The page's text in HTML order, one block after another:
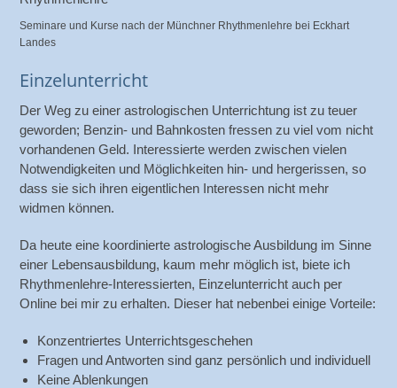
Seminare und Kurse nach der Münchner Rhythmenlehre bei Eckhart
Landes
Einzelunterricht
Der Weg zu einer astrologischen Unterrichtung ist zu teuer
geworden; Benzin- und Bahnkosten fressen zu viel vom nicht
vorhandenen Geld. Interessierte werden zwischen vielen
Notwendigkeiten und Möglichkeiten hin- und hergerissen, so
dass sie sich ihren eigentlichen Interessen nicht mehr
widmen können.
Da heute eine koordinierte astrologische Ausbildung im Sinne
einer Lebensausbildung, kaum mehr möglich ist, biete ich
Rhythmenlehre-Interessierten, Einzelunterricht auch per
Online bei mir zu erhalten. Dieser hat nebenbei einige Vorteile:
Konzentriertes Unterrichtsgeschehen
Fragen und Antworten sind ganz persönlich und individuell
Keine Ablenkungen